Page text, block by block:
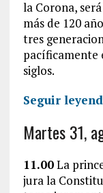
la Corona,
más de 120
tres
pacíficamente
siglos.
Seguir
Martes 31,
11.00La
jura la